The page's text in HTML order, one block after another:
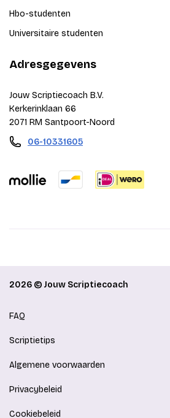
Hbo-studenten
Universitaire studenten
Adresgegevens
Jouw Scriptiecoach B.V.
Kerkerinklaan 66
2071 RM Santpoort-Noord
06-10331605
2026 © Jouw Scriptiecoach
FAQ
Scriptietips
Algemene voorwaarden
Privacybeleid
Cookiebeleid